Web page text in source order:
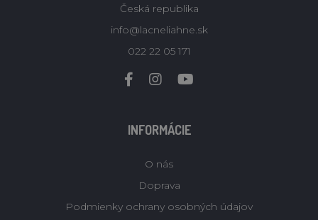
Česká republika
info@lacneliahne.sk
022 22 05 171
INFORMÁCIE
O nás
Doprava
Podmienky ochrany osobných údajov